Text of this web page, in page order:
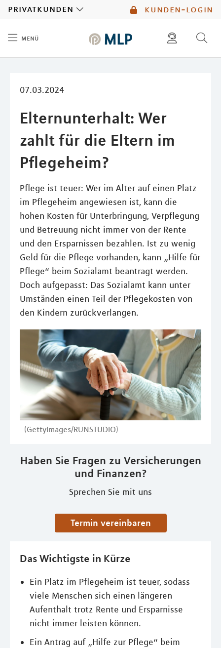
kunden-login
privatkunden
menü
07.03.2024
Elternunterhalt: Wer
zahlt für die Eltern im
Pflegeheim?
Pflege ist teuer: Wer im Alter auf einen Platz
im Pflegeheim angewiesen ist, kann die
hohen Kosten für Unterbringung, Verpflegung
und Betreuung nicht immer von der Rente
und den Ersparnissen bezahlen. Ist zu wenig
Geld für die Pflege vorhanden, kann „Hilfe für
Pflege“ beim Sozialamt beantragt werden.
Doch aufgepasst: Das Sozialamt kann unter
Umständen einen Teil der Pflegekosten von
den Kindern zurückverlangen.
(GettyImages/RUNSTUDIO)
Haben Sie Fragen zu Versicherungen
und Finanzen?
Sprechen Sie mit uns
Termin vereinbaren
Das Wichtigste in Kürze
Ein Platz im Pflegeheim ist teuer, sodass
viele Menschen sich einen längeren
Aufenthalt trotz Rente und Ersparnisse
nicht immer leisten können.
Ein Antrag auf „Hilfe zur Pflege“ beim